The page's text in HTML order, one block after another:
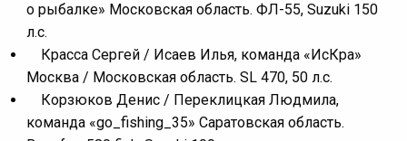
о рыбалке» Московская область. ФЛ-55, Suzuki 150
л.с.
Красса Сергей / Исаев Илья, команда «ИсКра»
Москва / Московская область. SL 470, 50 л.с.
Корзюков Денис / Переклицкая Людмила,
команда «go_fishing_35» Саратовская область.